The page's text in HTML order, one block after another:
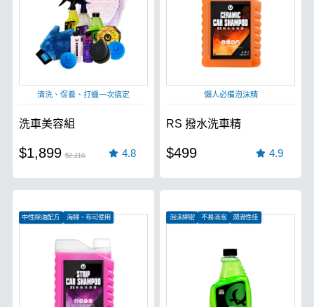
清洗、保養、打蠟一次搞定
洗車美容組
$1,899 $2,210 4.8
懶人必備泡沫精
RS 撥水洗車精
$499 4.9
中性除油配方
海綿、布可使用
泡沫綿密 不易消泡 潤滑性佳